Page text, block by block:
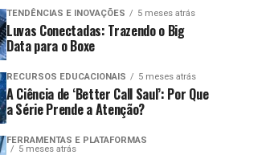
TENDÊNCIAS E INOVAÇÕES 5 meses atrás
Luvas Conectadas: Trazendo o Big
Data para o Boxe
RECURSOS EDUCACIONAIS 5 meses atrás
A Ciência de ‘Better Call Saul’: Por Que
a Série Prende a Atenção?
FERRAMENTAS E PLATAFORMAS
5 meses atrás